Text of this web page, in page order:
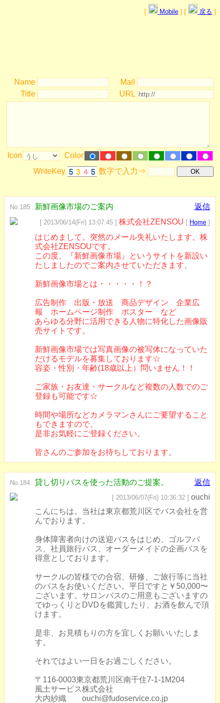
[ Mobile ] [ 戻る ]
Name
Mail
Title
URL
Icon
Color
WriteKey
数字で入力⇒
No.185 新鮮画像市場のご案内 返信
[ 2013/06/14(Fri) 13:07:45 ] 株式会社ZENSOU [ Home ]
はじめまして。突然のメール失礼いたします。株
式会社ZENSOUです。
この度、『新鮮画像市場』というサイトを新設い
たしましたのでご案内させていただきます。
新鮮画像市場とは・・・・・！？
広告制作 出版・放送 商品デザイン 企業広
報 ホームページ制作 ポスター など
あらゆる分野に活用できる人物に特化した画像販
売サイトです。
新鮮画像市場では写真画像の被写体になっていた
だけるモデルを募集しております☆
容姿・性別・年齢(18歳以上）問いません！！
ご家族・お友達・サークルなど複数の人数でのご
登録も可能です☆
時間や場所などカメラマンさんにご要望すること
もできますので、
是非お気軽にご登録ください。
皆さんのご参加をお待ちしております。
No.184 貸し切りバスを使った活動のご提案。 返信
[ 2013/06/07(Fri) 10:36:32 ] ouchi
こんにちは。当社は東京都荒川区でバス会社を営
んでおります。
身体障害者向けの送迎バスをはじめ、ゴルフバ
ス、社員旅行バス、オーダーメイドの企画バスを
得意としております。
サークルの皆様での合宿、研修、ご旅行等に当社
のバスをお使いください。平日ですと￥50,000〜
ございます。サロンバスのご用意もございますの
でゆっくりとDVDを鑑賞したり、お酒を飲んで頂
けます。
是非、お見積もりの方を宜しくお願いいたしま
す。
それではよい一日をお過ごしください。
〒116-0003東京都荒川区南千住7-1-1M204
風土サービス株式会社
大内紗織 ouchi@fudoservice.co.jp